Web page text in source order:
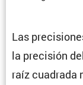
Las
la preci­sión
raíz cuadrada